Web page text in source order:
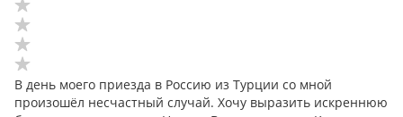
В день моего приезда в Россию из Турции со мной
произошёл несчастный случай. Хочу выразить искреннюю